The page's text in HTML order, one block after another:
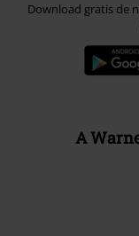
Download gratis de
A